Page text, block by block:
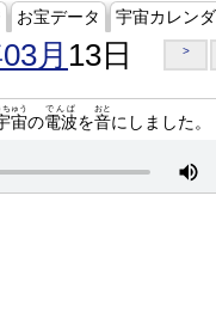
お宝データ 宇宙カレン
月 13日 >
宙
ちゅう
の電波
でんぱ
を音
おと
にしました。